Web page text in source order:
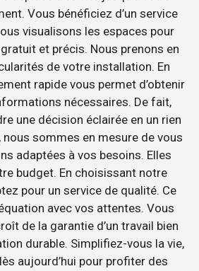
Vous bénéficiez d’un service
visualisons les espaces pour
et précis. Nous prenons en
de votre installation. En
rapide vous permet d’obtenir
nécessaires. De fait,
une décision éclairée en un rien
nous sommes en mesure de vous
adaptées à vos besoins. Elles
budget. En choisissant notre
pour un service de qualité. Ce
avec vos attentes. Vous
de la garantie d’un travail bien
durable. Simplifiez-vous la vie,
aujourd’hui pour profiter des